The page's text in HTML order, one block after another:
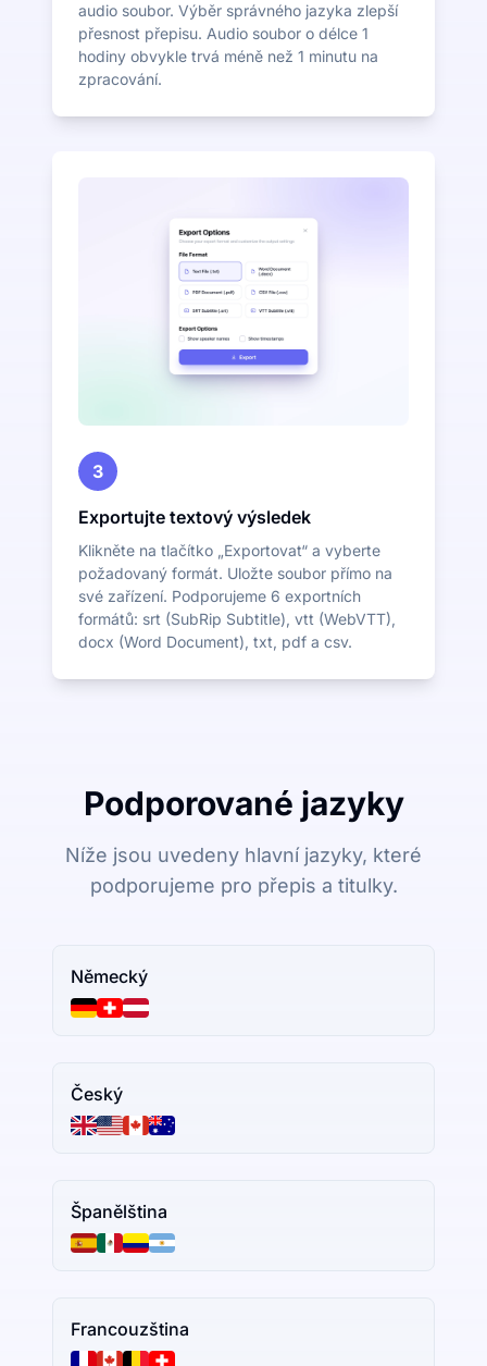
audio soubor. Výběr správného jazyka zlepší
přesnost přepisu. Audio soubor o délce 1
hodiny obvykle trvá méně než 1 minutu na
zpracování.
3
Exportujte textový výsledek
Klikněte na tlačítko „Exportovat“ a vyberte
požadovaný formát. Uložte soubor přímo na
své zařízení. Podporujeme 6 exportních
formátů: srt (SubRip Subtitle), vtt (WebVTT),
docx (Word Document), txt, pdf a csv.
Podporované jazyky
Níže jsou uvedeny hlavní jazyky, které
podporujeme pro přepis a titulky.
Německý
Český
Španělština
Francouzština